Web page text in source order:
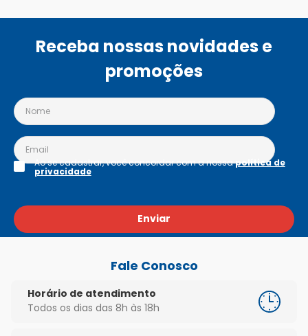
Receba nossas novidades e
promoções
Enviar
Ao se cadastrar, você concordar com a nossapolítica de
privacidade
Fale Conosco
Horário de atendimento
Todos os dias das 8h às 18h